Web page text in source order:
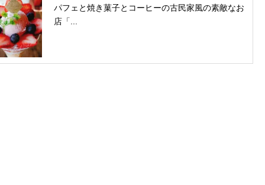
パフェと焼き菓子とコーヒーの古民家風の素敵なお
店「...